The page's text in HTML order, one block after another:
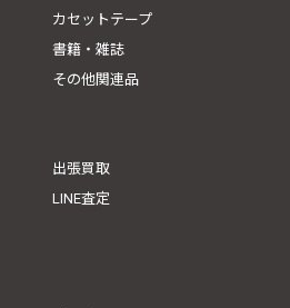
カセットテープ
書籍・雑誌
その他関連品
出張買取
LINE査定